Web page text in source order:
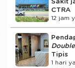
Sakit
CTRA
12 jam
Tipis
1 hari